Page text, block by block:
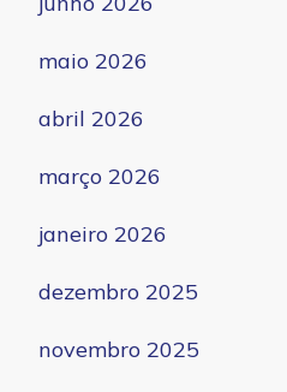
maio 2026
abril 2026
março 2026
janeiro 2026
dezembro 2025
novembro 2025